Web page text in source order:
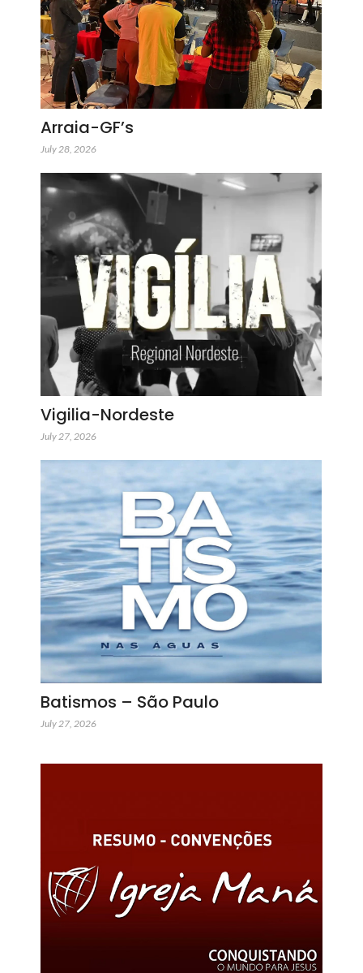
Arraia-GF’s
July 28, 2026
Vigilia-Nordeste
July 27, 2026
Batismos – São Paulo
July 27, 2026